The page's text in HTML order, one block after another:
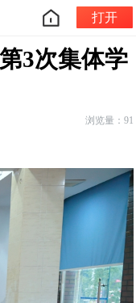
打开
3次集体学
浏览量：91